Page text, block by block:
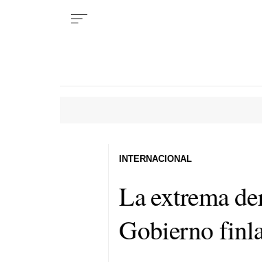
La extrema
Gobierno
INTERNACIONAL